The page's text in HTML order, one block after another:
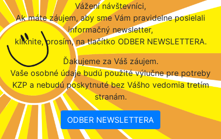
Vážení návštevníci,
Ak máte záujem, aby sme Vám pravidelne posielali
informačný newsletter,
kliknite, prosím, na tlačítko ODBER NEWSLETTERA.
Ďakujeme za Váš záujem.
Vaše osobné údaje budú použité výlučne pre potreby
KZP a nebudú poskytnuté bez Vášho vedomia tretím
stranám.
ODBER NEWSLETTERA